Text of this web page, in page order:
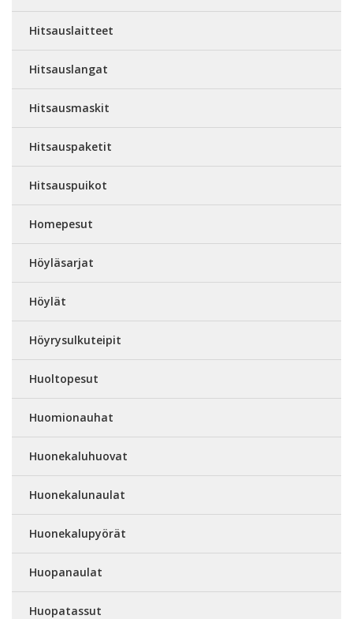
Hitsauslaitteet
Hitsauslangat
Hitsausmaskit
Hitsauspaketit
Hitsauspuikot
Homepesut
Höyläsarjat
Höylät
Höyrysulkuteipit
Huoltopesut
Huomionauhat
Huonekaluhuovat
Huonekalunaulat
Huonekalupyörät
Huopanaulat
Huopatassut